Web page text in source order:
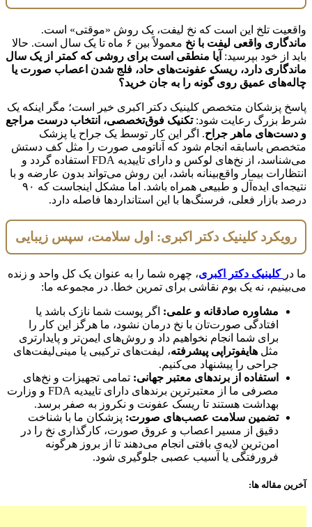
واقعیت تلخ این است که نخ لیفت، یک روش «موقتی» است.
ماندگاری واقعی لیفت با نخ
معمولاً بین ۶ ماه تا یک سال است. حالا
باید از خود بپرسید: آیا منطقی است برای روشی که کمتر از یک سال
ماندگاری دارد، ریسک عفونت‌های حاد، فلج شدن اعصاب صورت یا
چاله‌های عمیق روی گونه را به جان خرید؟
پاسخ پزشکان متخصص کلینیک دکتر اکبری خیر است؛ مگر اینکه یک
شرط بزرگ رعایت شود:تکنیک فوق‌تخصصی، انتخاب درست مراجع
و دست‌های ماهر جراح. اگر این کار توسط یک جراح یا پزشک
متخصص باسابقه انجام شود که آناتومی صورت را مثل کف دستش
می‌شناسد، از نخ‌های لوکس و دارای تاییدیه FDA استفاده گردد و
انتظارات بیمار واقع‌بینانه باشد، این روش می‌تواند بدون عارضه و با
نتیجه‌ای ایده‌آل و طبیعی همراه باشد. اما مشکل اینجاست که ۹۰
درصد بازار فعلی، فرسنگ‌ها با این استانداردها فاصله دارد.
رویکرد کلینیک دکتر اکبری: اول سلامت، سپس زیبایی
ما در کلینیک دکتر اکبری، چهره شما را به عنوان یک کل واحد و زنده
می‌بینیم، نه یک بوم نقاشی برای تمرین خطا. در مجموعه ما:
مشاوره صادقانه و علمی: اگر پوست شما نازک باشد یا
افتادگی صورت‌تان با نخ درمان نشود، ما هرگز این کار را
برای شما انجام نخواهیم داد و روش‌های ایمن‌تر و پایدارتری
مثل هایفوتراپی پیشرفته، لیفت‌های ترکیبی یا مینی‌لیفت‌های
جراحی را پیشنهاد می‌کنیم.
استفاده از برندهای معتبر جهانی: تمامی تجهیزات و نخ‌های
مصرفی ما از معتبرترین برندهای دارای تاییدیه FDA و وزارت
بهداشت هستند تا ریسک عفونت و نکروز به صفر برسد.
تضمین سلامت عصب‌های صورت: پزشکان ما با شناخت
دقیق از مسیر اعصاب و عروق صورت، کارگذاری نخ را در
امن‌ترین لایه‌ی بافتی انجام می‌دهند تا از بروز هرگونه
فرورفتگی یا آسیب عصبی جلوگیری شود.
آخرین مقاله ها: